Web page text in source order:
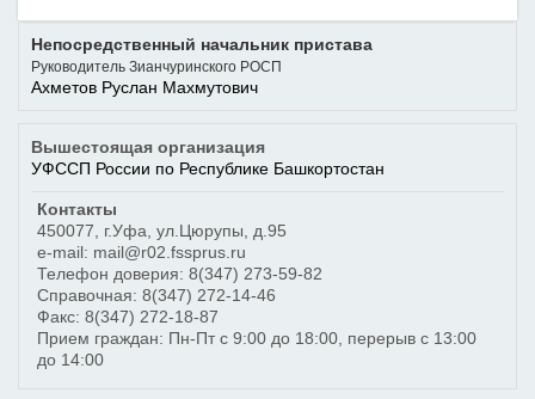
Непосредственный начальник пристава
Руководитель Зианчуринского РОСП
Ахметов Руслан Махмутович
Вышестоящая организация
УФССП России по Республике Башкортостан
Контакты
450077
г.Уфа ул.Цюрупы, д.95
e-mail: mail@r02.fssprus.ru
Телефон доверия: 8(347) 273-59-82
Справочная: 8(347) 272-14-46
Факс: 8(347) 272-18-87
Прием граждан: Пн-Пт с 9:00 до 18:00, перерыв с 13:00
до 14:00